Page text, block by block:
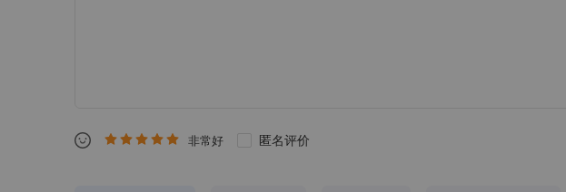
非常好 匿名评价